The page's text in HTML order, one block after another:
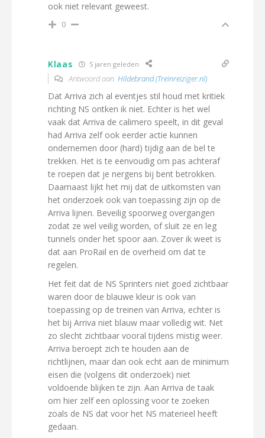
ook niet relevant geweest.
0
Klaas 5 jaren geleden
Antwoord aan Hildebrand (Treinreiziger.nl)
Dat Arriva zich al eventjes stil houd met kritiek
richting NS ontken ik niet. Echter is het wel
vaak dat Arriva de calimero speelt, in dit geval
had Arriva zelf ook eerder actie kunnen
ondernemen door (hard) tijdig aan de bel te
trekken. Het is te eenvoudig om pas achteraf
te roepen dat je nergens bij bent betrokken.
Daarnaast lijkt het mij dat de uitkomsten van
het onderzoek ook van toepassing zijn op de
Arriva lijnen. Beveilig spoorweg overgangen
zodat ze wel veilig worden, of sluit ze en leg
tunnels onder het spoor aan. Zover ik weet is
dat aan ProRail en de overheid om dat te
regelen.
Het feit dat de NS Sprinters niet goed zichtbaar
waren door de blauwe kleur is ook van
toepassing op de treinen van Arriva, echter is
het bij Arriva niet blauw maar volledig wit. Net
zo slecht zichtbaar vooral tijdens mistig weer.
Arriva beroept zich te houden aan de
richtlijnen, maar dan ook echt aan de minimum
eisen die (volgens dit onderzoek) niet
voldoende blijken te zijn. Aan Arriva de taak
om hier zelf een oplossing voor te zoeken
zoals de NS dat voor het NS materieel heeft
gedaan.